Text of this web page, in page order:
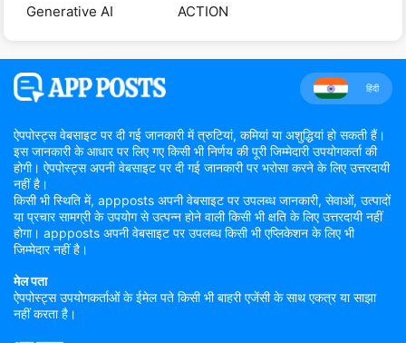
Generative AI ACTION
हिंदी
ऐपपोस्ट्स वेबसाइट पर दी गई जानकारी में त्रुटियां, कमियां या अशुद्धियां हो सकती हैं।
इस जानकारी के आधार पर लिए गए किसी भी निर्णय की पूरी जिम्मेदारी उपयोगकर्ता की
होगी। ऐपपोस्ट्स अपनी वेबसाइट पर दी गई जानकारी पर भरोसा करने के लिए उत्तरदायी
नहीं है।
किसी भी स्थिति में, appposts अपनी वेबसाइट पर उपलब्ध जानकारी, सेवाओं, उत्पादों
या प्रचार सामग्री के उपयोग से उत्पन्न होने वाली किसी भी क्षति के लिए उत्तरदायी नहीं
होगा। appposts अपनी वेबसाइट पर उपलब्ध किसी भी एप्लिकेशन के लिए भी
जिम्मेदार नहीं है।
मेल पता
ऐपपोस्ट्स उपयोगकर्ताओं के ईमेल पते किसी भी बाहरी एजेंसी के साथ एकत्र या साझा
नहीं करता है।